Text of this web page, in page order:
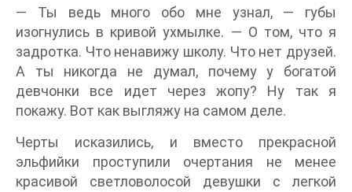
— Ты ведь много обо мне узнал, — губы
изогнулись в кривой ухмылке. — О том, что я
задротка. Что ненавижу школу. Что нет друзей.
А ты никогда не думал, почему у богатой
девчонки все идет через жопу? Ну так я
покажу. Вот как выгляжу на самом деле.
Черты исказились, и вместо прекрасной
эльфийки проступили очертания не менее
красивой светловолосой девушки с легкой